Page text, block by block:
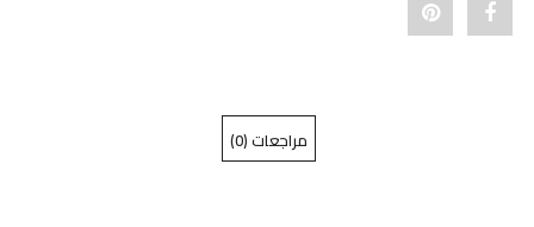
Share
Pin
مراجعات (0)